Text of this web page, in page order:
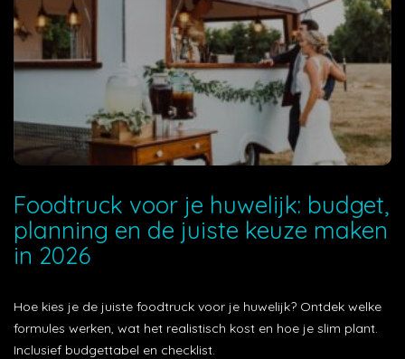
Foodtruck voor je huwelijk: budget,
planning en de juiste keuze maken
in 2026
Hoe kies je de juiste foodtruck voor je huwelijk? Ontdek welke
formules werken, wat het realistisch kost en hoe je slim plant.
Inclusief budgettabel en checklist.